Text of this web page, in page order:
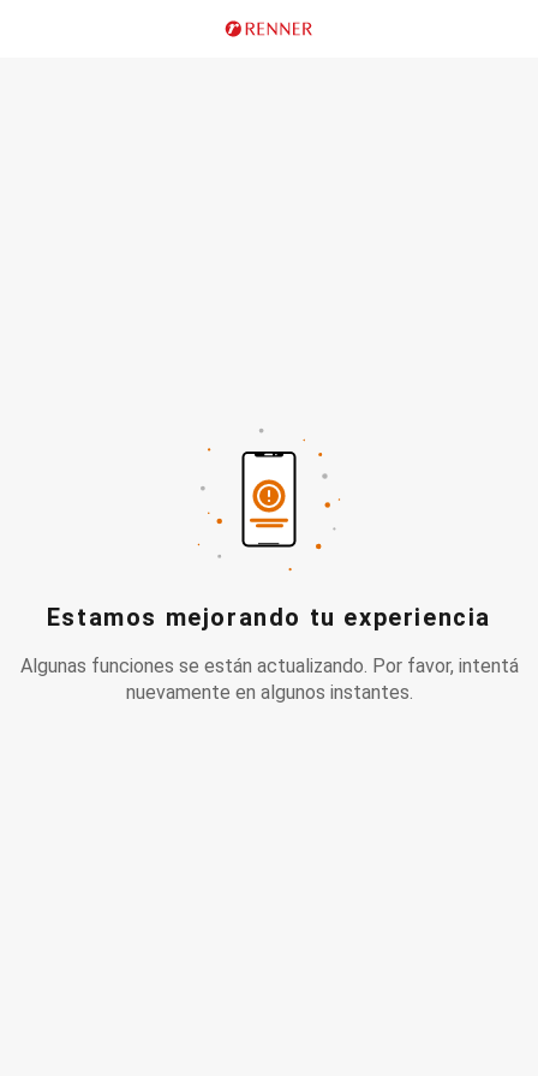
Estamos mejorando tu experiencia
Algunas funciones se están actualizando. Por favor, intentá
nuevamente en algunos instantes.